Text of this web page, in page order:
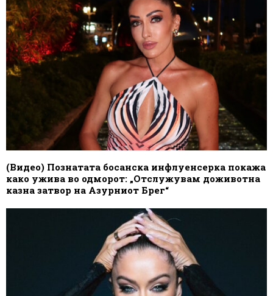
(Видео) Познатата босанска инфлуенсерка покажа
како ужива во одморот: „Отслужувам доживотна
казна затвор на Азурниот Брег“